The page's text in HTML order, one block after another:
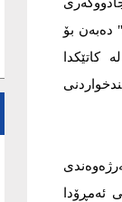
دەبەن بۆ
کاتێکدا
ئەمڕۆدا